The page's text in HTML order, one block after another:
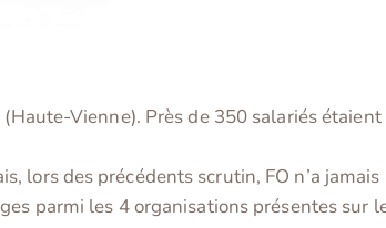
Vienne). Près de 350 salariés
lors des précédents scrutin, FO n’a jamais
parmi les 4 organisations présentes sur